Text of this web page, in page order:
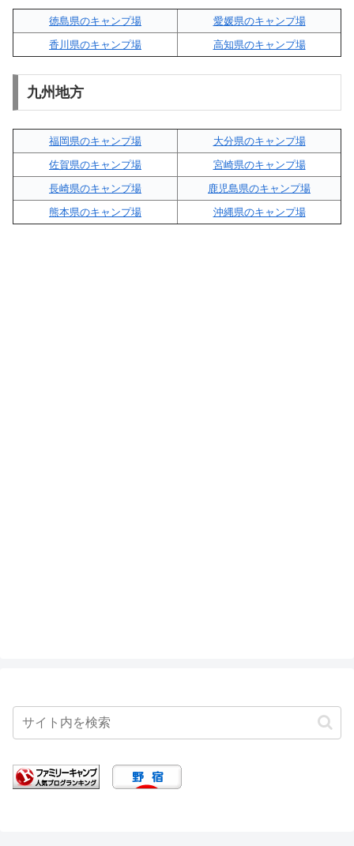
徳島県のキャンプ場
愛媛県のキャンプ場
香川県のキャンプ場
高知県のキャンプ場
九州地方
福岡県のキャンプ場
大分県のキャンプ場
佐賀県のキャンプ場
宮崎県のキャンプ場
長崎県のキャンプ場
鹿児島県のキャンプ場
熊本県のキャンプ場
沖縄県のキャンプ場